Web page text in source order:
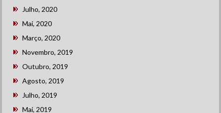
Julho, 2020
Mai, 2020
Março, 2020
Novembro, 2019
Outubro, 2019
Agosto, 2019
Julho, 2019
Mai, 2019